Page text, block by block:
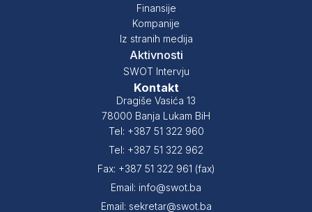
Finansije
Kompanije
Iz stranih medija
Aktivnosti
SWOT Intervju
Kontakt
Dragiše Vasića 13
78000 Banja Lukam BiH
Tel: +387 51 322 960
Tel: +387 51 322 962
Fax: +387 51 322 961 (fax)
Email: info@swot.ba
Email: sekretar@swot.ba